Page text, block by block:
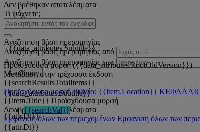
Δεν βρέθηκαν αποτελέσματα
Τι ψάχνετε;
Αναζήτηση βάση ημερομηνίας
Αναζήτηση βάση ημερομηνίας από
Αναζήτηση βάση ημερομηνίας εως
Αναζήτηση
{{searchResultsTotalItems}}
Προϊσχύουσα μορφή Βιβλίο: {{item.Location}}
{{item.Title}} Προϊσχύουσα μορφή
Δεν βρέθηκαν αποτελέσματα
Εμφάνιση όλων των περιεχομένων Εμφάνιση όλων των
{{data_attributes.Subtitle}}
Προϊσχύουσα μορφή ({{data_attributes.RootOldVersion}})
Μετάβαση στην τρέχουσα έκδοση
{{data_attributes.Subtitle}}
{{searchVal}}
{{attr.Dt}}
{{attr.Dt}}